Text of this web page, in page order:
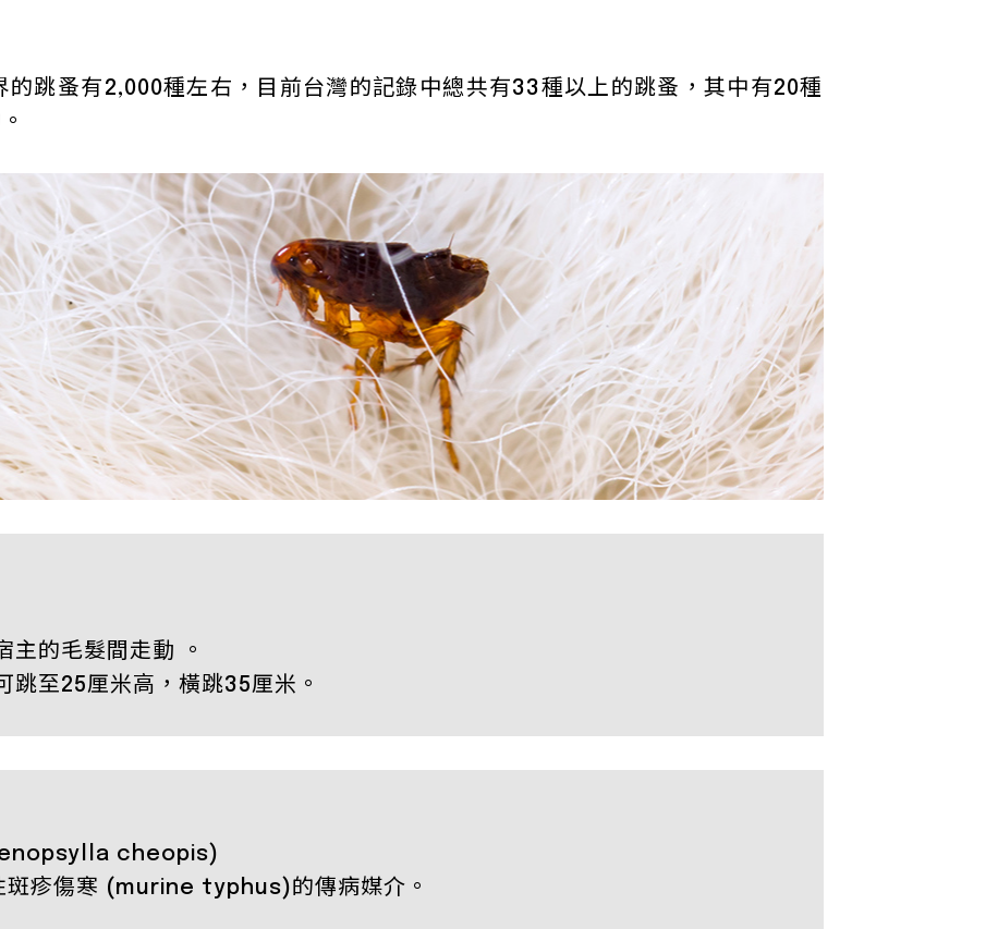
的跳蚤有2,000種左右，目前台灣的記錄中總共有33種以上的跳蚤，其中有20種
主的毛髮間走動 。
跳至25厘米高，橫跳35厘米。
cheopis)
疹傷寒 (murine typhus)的傳病媒介。